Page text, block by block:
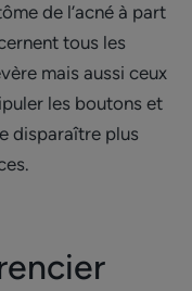
de l’acné à part
tous les
mais aussi ceux
les boutons et
disparaître plus